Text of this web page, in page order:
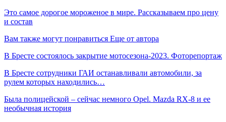
Это самое дорогое мороженое в мире. Рассказываем про цену
и состав
Вам также могут понравиться Еще от автора
В Бресте состоялось закрытие мотосезона-2023. Фоторепортаж
В Бресте сотрудники ГАИ останавливали автомобили, за
рулем которых находились…
Была полицейской – сейчас немного Opel. Mazda RX-8 и ее
необычная история